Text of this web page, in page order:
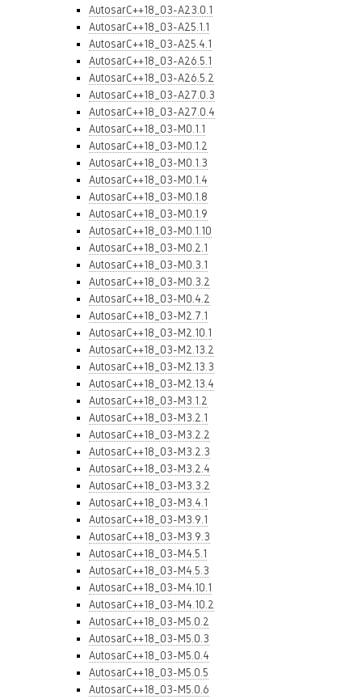
AutosarC++18_03-A23.0.1
AutosarC++18_03-A25.1.1
AutosarC++18_03-A25.4.1
AutosarC++18_03-A26.5.1
AutosarC++18_03-A26.5.2
AutosarC++18_03-A27.0.3
AutosarC++18_03-A27.0.4
AutosarC++18_03-M0.1.1
AutosarC++18_03-M0.1.2
AutosarC++18_03-M0.1.3
AutosarC++18_03-M0.1.4
AutosarC++18_03-M0.1.8
AutosarC++18_03-M0.1.9
AutosarC++18_03-M0.1.10
AutosarC++18_03-M0.2.1
AutosarC++18_03-M0.3.1
AutosarC++18_03-M0.3.2
AutosarC++18_03-M0.4.2
AutosarC++18_03-M2.7.1
AutosarC++18_03-M2.10.1
AutosarC++18_03-M2.13.2
AutosarC++18_03-M2.13.3
AutosarC++18_03-M2.13.4
AutosarC++18_03-M3.1.2
AutosarC++18_03-M3.2.1
AutosarC++18_03-M3.2.2
AutosarC++18_03-M3.2.3
AutosarC++18_03-M3.2.4
AutosarC++18_03-M3.3.2
AutosarC++18_03-M3.4.1
AutosarC++18_03-M3.9.1
AutosarC++18_03-M3.9.3
AutosarC++18_03-M4.5.1
AutosarC++18_03-M4.5.3
AutosarC++18_03-M4.10.1
AutosarC++18_03-M4.10.2
AutosarC++18_03-M5.0.2
AutosarC++18_03-M5.0.3
AutosarC++18_03-M5.0.4
AutosarC++18_03-M5.0.5
AutosarC++18_03-M5.0.6